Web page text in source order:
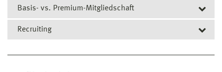
Basis- vs. Premium-Mitgliedschaft
Bei beiden Portalen kann man ohne Premium-
eigene Profil besucht hat. Daraus könnten jedoch
Recruiting